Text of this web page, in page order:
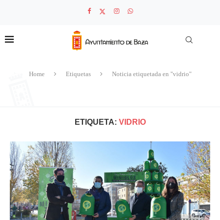
Home Etiquetas Noticia etiquetada en "vidrio"
ETIQUETA: VIDRIO